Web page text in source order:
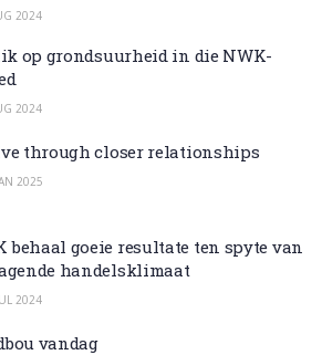
2024
op grondsuurheid in die NWK-
2024
through closer relationships
2025
behaal goeie resultate ten spyte van
handelsklimaat
2024
vandag